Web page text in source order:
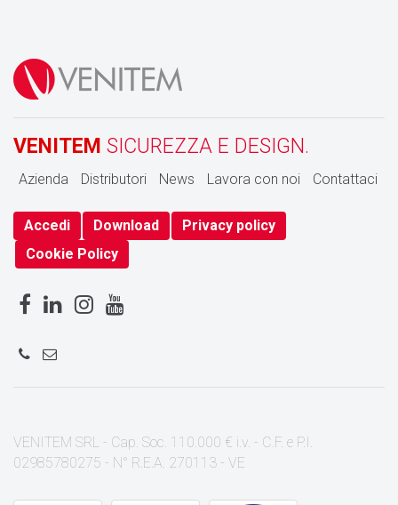
VENITEM SICUREZZA E DESIGN.
Azienda Distributori News Lavora con noi Contattaci
Accedi Download
Privacy policy
Cookie Policy
VENITEM SRL - Cap. Soc. 110.000 € i.v. - C.F. e P.I.
02985780275 - N° R.E.A. 270113 - VE